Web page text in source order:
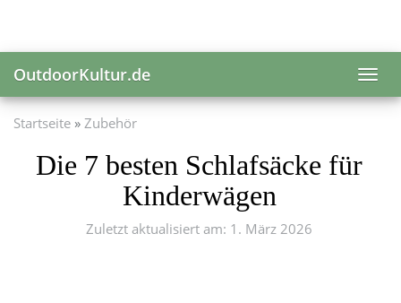
main
content
OutdoorKultur.de
Startseite Zubehör
Die 7 besten Schlafsäcke für
Kinderwägen
Zuletzt aktualisiert am: 1. März 2026